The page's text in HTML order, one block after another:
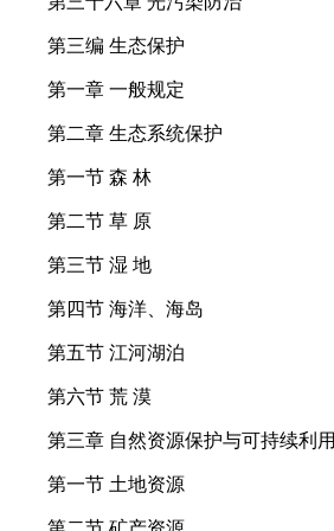
第三编 生态保护
第一章 一般规定
第二章 生态系统保护
第一节 森 林
第二节 草 原
第三节 湿 地
第四节 海洋、海岛
第五节 江河湖泊
第六节 荒 漠
第三章 自然资源保护与可持续利用
第一节 土地资源